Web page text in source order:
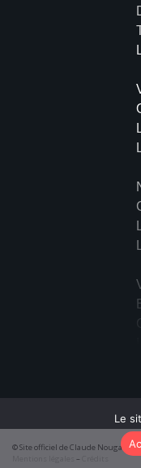
© Site officiel de Claude Nougaro
–
Le